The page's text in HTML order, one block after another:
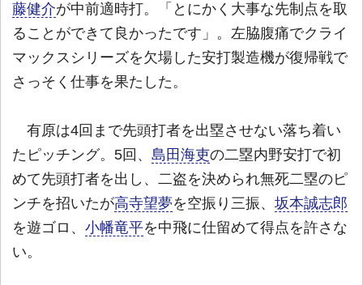
藤健介が中前適時打。「とにかく大事な先制点を取
ることができて良かったです」。左脇腹痛でクライ
マックスシリーズを欠場した安打製造機が復帰戦で
さっそく仕事を果たした。
有原は4回まで先頭打者を出塁させない落ち着い
たピッチング。5回、 島田海吏の二塁内野安打で初
めて先頭打者を出し、二盗を決められ無死二塁のピ
ンチを招いたが高寺望夢を空振り三振、 坂本誠志郎
を遊ゴロ、 小幡竜平を中飛に仕留めて得点を許さな
い。